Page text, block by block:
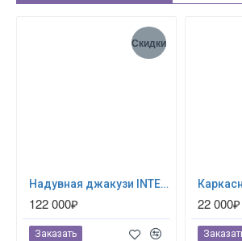
Скидки
Надувная джакузи INTEX PureSpa Jet and Bubble Deluxe 218x71см-6 персон ; артикул 28462
122 000₽
Заказать
22 000₽